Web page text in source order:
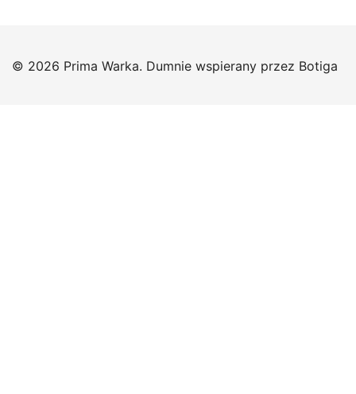
© 2026 Prima Warka. Dumnie wspierany przez Botiga